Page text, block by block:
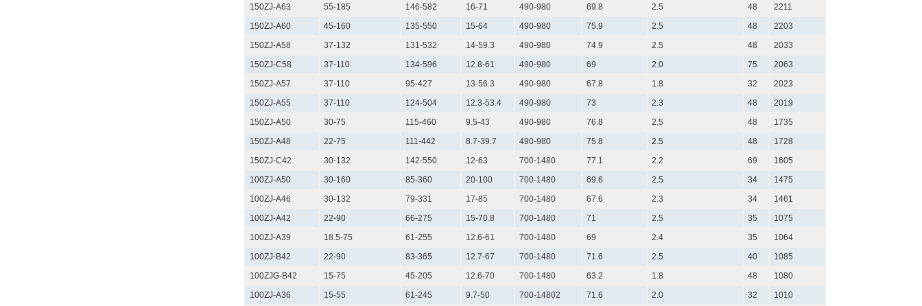
150ZJ-A63
55-185 146-582 16-71 490-980 69.8 2.5 48
2211
150ZJ-A60
45-160 135-550 15-64 490-980 75.9 2.5 48
2203
150ZJ-A58
37-132 131-532 14-59.3 490-980 74.9 2.5 48
2033
150ZJ-C58
37-110 134-596 12.8-61 490-980 69 2.0 75
2063
150ZJ-A57
37-110 95-427 13-56.3 490-980 67.8 1.8 32
2023
150ZJ-A55
37-110 124-504 12.3-53.4 490-980 73 2.3 48
2019
150ZJ-A50
30-75 115-460 9.5-43 490-980 76.8 2.5 48
1735
150ZJ-A48
22-75 111-442 8.7-39.7 490-980 75.8 2.5 48
1728
150ZJ-C42
30-132 142-550 12-63 700-1480 77.1 2.2 69
1605
100ZJ-A50
30-160 85-360 20-100 700-1480 69.6 2.5 34
1475
100ZJ-A46
30-132 79-331 17-85 700-1480 67.6 2.3 34
1461
100ZJ-A42
22-90 66-275 15-70.8 700-1480 71 2.5 35
1075
100ZJ-A39
18.5-75 61-255 12.6-61 700-1480 69 2.4 35
1064
100ZJ-B42
22-90 83-365 12.7-67 700-1480 71.6 2.5 40
1085
100ZJG-B42
15-75 45-205 12.6-70 700-1480 63.2 1.8 48
1080
100ZJ-A36
15-55 61-245 9.7-50 700-14802 71.6 2.0 32 1010